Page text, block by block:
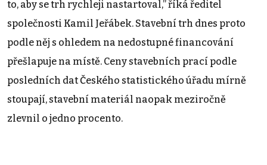
to, aby se trh rychleji nastartoval,” říká ředitel
společnosti Kamil Jeřábek. Stavební trh dnes proto
podle něj s ohledem na nedostupné financování
přešlapuje na místě. Ceny stavebních prací podle
posledních dat Českého statistického úřadu mírně
stoupají, stavební materiál naopak meziročně
zlevnil o jedno procento.